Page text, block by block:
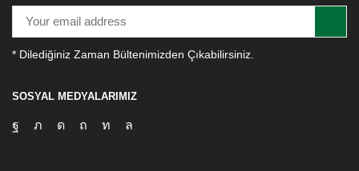
* Dilediğiniz Zaman Bültenimizden Çıkabilirsiniz.
SOSYAL MEDYALARIMIZ